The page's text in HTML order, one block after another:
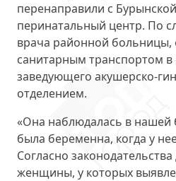
перенаправили с
перинатальный центр. По
врача районной больницы,
санитарным транспортом
заведующего акушерско-
отделением.
«Она наблюдалась в нашей
была беременна, когда у
Согласно
женщины, у которых